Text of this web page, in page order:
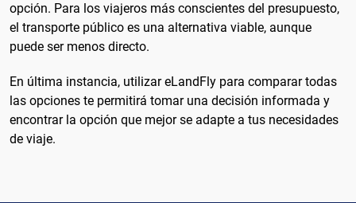
opción. Para los viajeros más conscientes del presupuesto,
el transporte público es una alternativa viable, aunque
puede ser menos directo.
En última instancia, utilizar eLandFly para comparar todas
las opciones te permitirá tomar una decisión informada y
encontrar la opción que mejor se adapte a tus necesidades
de viaje.